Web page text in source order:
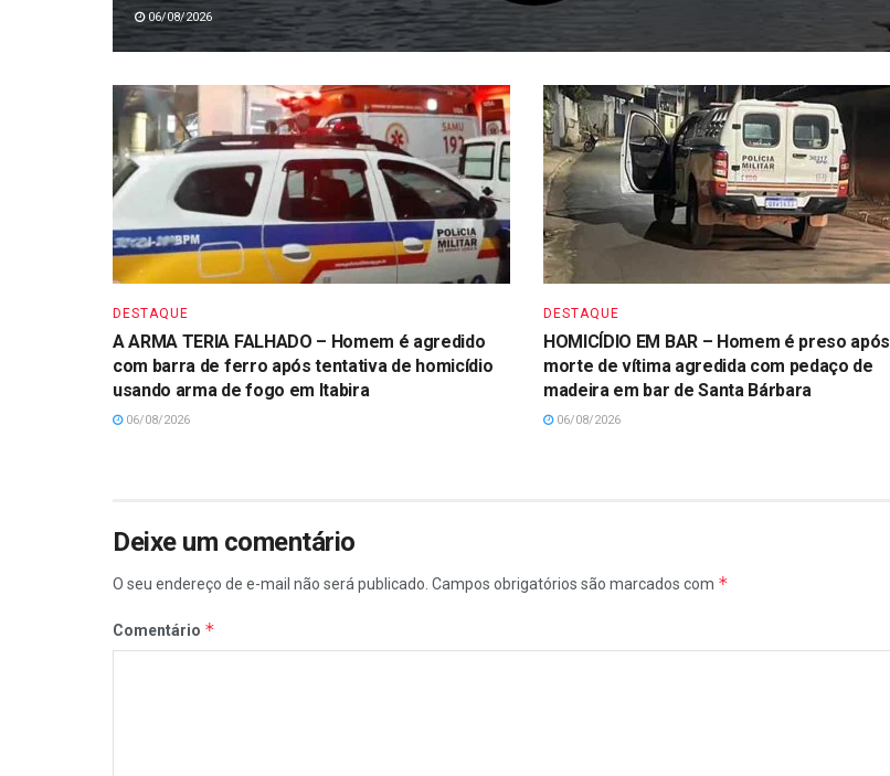
06/08/2026
DESTAQUE
A ARMA TERIA FALHADO – Homem é agredido
com barra de ferro após tentativa de homicídio
usando arma de fogo em Itabira
06/08/2026
DESTAQUE
HOMICÍDIO EM BAR – Homem é preso após
morte de vítima agredida com pedaço de
madeira em bar de Santa Bárbara
06/08/2026
Deixe um comentário
O seu endereço de e-mail não será publicado. Campos obrigatórios são marcados com *
Comentário *